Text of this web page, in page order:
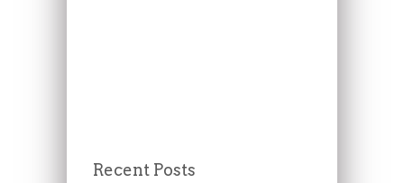
Recent Posts